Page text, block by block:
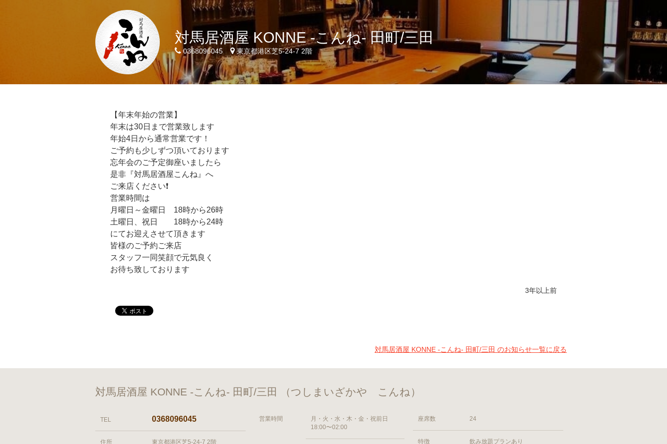
対馬居酒屋 KONNE -こんね- 田町/三田
0368096045 東京都港区芝5-24-7 2階
【年末年始の営業】
年末は30日まで営業致します
年始4日から通常営業です！
ご予約も少しずつ頂いております
忘年会のご予定御座いましたら
是非『対馬居酒屋こんね』へ
ご来店ください❗
営業時間は
月曜日～金曜日 18時から26時
土曜日、祝日 18時から24時
にてお迎えさせて頂きます
皆様のご予約ご来店
スタッフ一同笑顔で元気良く
お待ち致しております
3年以上前
対馬居酒屋 KONNE -こんね- 田町/三田 のお知らせ一覧に戻る
対馬居酒屋 KONNE -こんね- 田町/三田 （つしまいざかや こんね）
TEL 0368096045
住所 東京都港区芝5-24-7 2階
営業時間
月・火・水・木・金・祝前日
18:00〜02:00
座席数 24
特徴 飲み放題プランあり